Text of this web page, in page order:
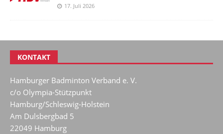
17. Juli 2026
KONTAKT
Hamburger Badminton Verband e. V.
c/o Olympia-Stützpunkt
Hamburg/Schleswig-Holstein
Am Dulsbergbad 5
22049 Hamburg